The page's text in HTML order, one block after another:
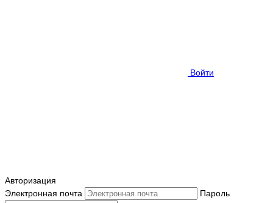
Войти
Авторизация
Электронная почта
Пароль